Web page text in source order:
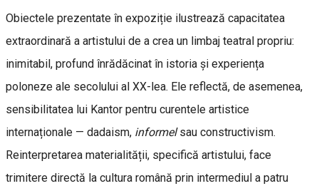
Obiectele prezentate în expoziție ilustrează capacitatea
extraordinară a artistului de a crea un limbaj teatral propriu:
inimitabil, profund înrădăcinat în istoria și experiența
poloneze ale secolului al XX-lea. Ele reflectă, de asemenea,
sensibilitatea lui Kantor pentru curentele artistice
internaționale — dadaism, informelsau constructivism.
Reinterpretarea materialității, specifică artistului, face
trimitere directă la cultura română prin intermediul a patru